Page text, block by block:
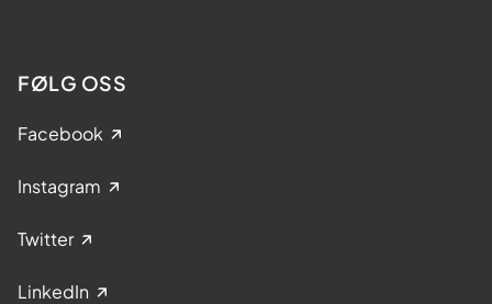
FØLG OSS
Facebook
Instagram
Twitter
LinkedIn